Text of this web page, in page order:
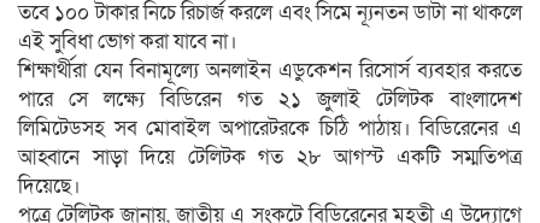
তবে ১০০ টাকার নিচে রিচার্জ করলে এবং সিমে ন্যূনতন ডাটা না থাকলে
এই সুবিধা ভোগ করা যাবে না।
শিক্ষার্থীরা যেন বিনামূল্যে অনলাইন এডুকেশন রিসোর্স ব্যবহার করতে
পারে সে লক্ষ্যে বিডিরেন গত ২১ জুলাই টেলিটক বাংলাদেশ
লিমিটেডসহ সব মোবাইল অপারেটরকে চিঠি পাঠায়। বিডিরেনের এ
আহ্বানে সাড়া দিয়ে টেলিটক গত ২৮ আগস্ট একটি সম্মতিপত্র
দিয়েছে।
পত্রে টেলিটক জানায়, জাতীয় এ সংকটে বিডিরেনের মহতী এ উদ্যোগে